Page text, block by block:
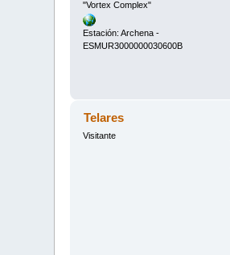
"Vortex Complex"
Estación: Archena -
ESMUR3000000030600B
Telares
Visitante